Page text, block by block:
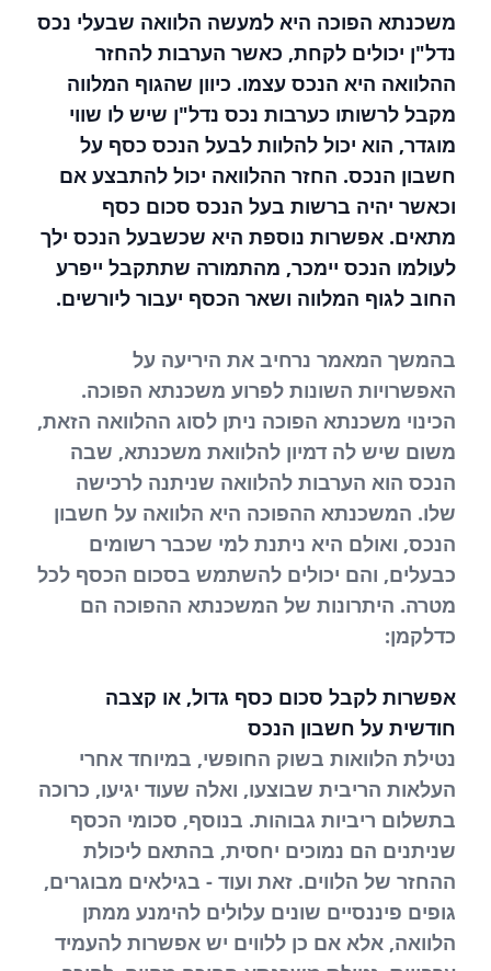
משכנתא הפוכה היא למעשה הלוואה שבעלי נכס
נדל"ן יכולים לקחת, כאשר הערבות להחזר
ההלוואה היא הנכס עצמו. כיוון שהגוף המלווה
מקבל לרשותו כערבות נכס נדל"ן שיש לו שווי
מוגדר, הוא יכול להלוות לבעל הנכס כסף על
חשבון הנכס. החזר ההלוואה יכול להתבצע אם
וכאשר יהיה ברשות בעל הנכס סכום כסף
מתאים. אפשרות נוספת היא שכשבעל הנכס ילך
לעולמו הנכס יימכר, מהתמורה שתתקבל ייפרע
החוב לגוף המלווה ושאר הכסף יעבור ליורשים.
בהמשך המאמר נרחיב את היריעה על
האפשרויות השונות לפרוע משכנתא הפוכה.
הכינוי משכנתא הפוכה ניתן לסוג ההלוואה הזאת,
משום שיש לה דמיון להלוואת משכנתא, שבה
הנכס הוא הערבות להלוואה שניתנה לרכישה
שלו. המשכנתא ההפוכה היא הלוואה על חשבון
הנכס, ואולם היא ניתנת למי שכבר רשומים
כבעלים, והם יכולים להשתמש בסכום הכסף לכל
מטרה. היתרונות של המשכנתא ההפוכה הם
כדלקמן:
אפשרות לקבל סכום כסף גדול, או קצבה
חודשית על חשבון הנכס
נטילת הלוואות בשוק החופשי, במיוחד אחרי
העלאות הריבית שבוצעו, ואלה שעוד יגיעו, כרוכה
בתשלום ריביות גבוהות. בנוסף, סכומי הכסף
שניתנים הם נמוכים יחסית, בהתאם ליכולת
ההחזר של הלווים. זאת ועוד - בגילאים מבוגרים,
גופים פיננסיים שונים עלולים להימנע ממתן
הלוואה, אלא אם כן ללווים יש אפשרות להעמיד